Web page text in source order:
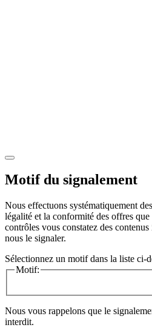
Motif du signalement
Nous effectuons systématiquement
légalité et la conformité des offres
contrôles vous constatez des
nous le signaler.
Sélectionnez un motif dans la liste ci-
Motif:
Nous vous rappelons que le
interdit.